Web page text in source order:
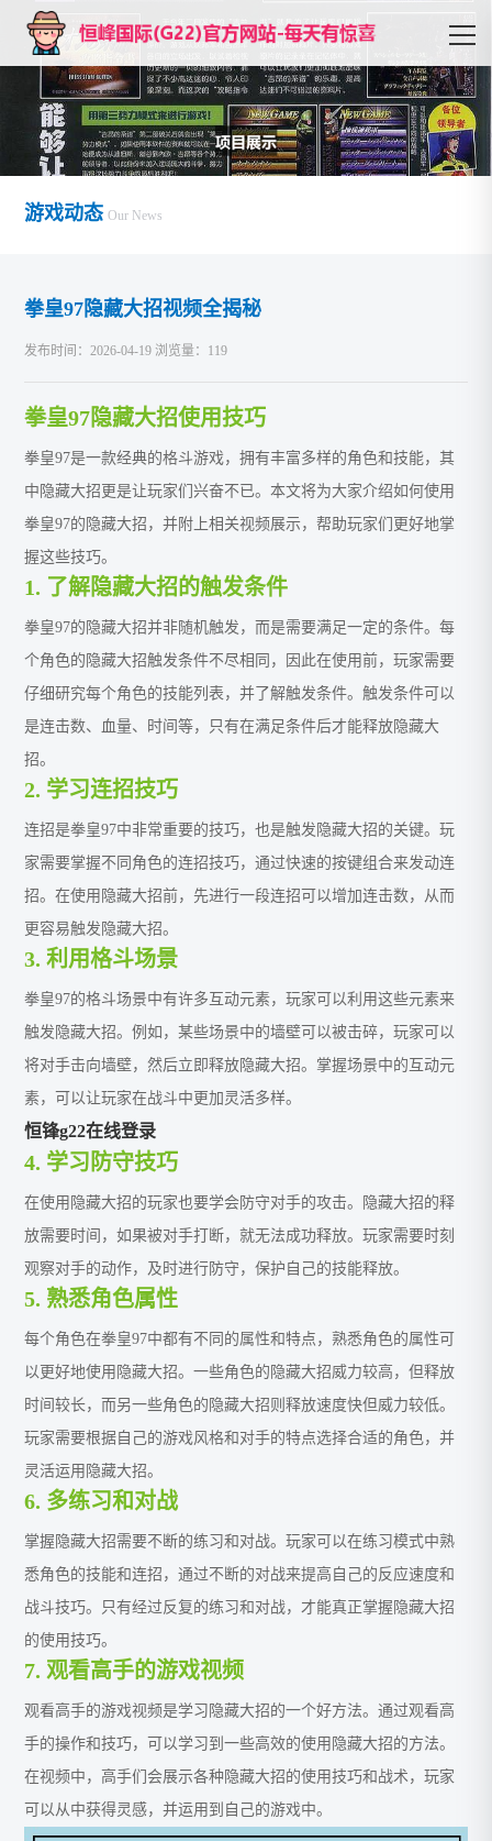
游戏动态 Our News
拳皇97隐藏大招视频全揭秘
发布时间：2026-04-19 浏览量：119
拳皇97隐藏大招使用技巧
拳皇97是一款经典的格斗游戏，拥有丰富多样的角色和技能，其
中隐藏大招更是让玩家们兴奋不已。本文将为大家介绍如何使用
拳皇97的隐藏大招，并附上相关视频展示，帮助玩家们更好地掌
握这些技巧。
1. 了解隐藏大招的触发条件
拳皇97的隐藏大招并非随机触发，而是需要满足一定的条件。每
个角色的隐藏大招触发条件不尽相同，因此在使用前，玩家需要
仔细研究每个角色的技能列表，并了解触发条件。触发条件可以
是连击数、血量、时间等，只有在满足条件后才能释放隐藏大
招。
2. 学习连招技巧
连招是拳皇97中非常重要的技巧，也是触发隐藏大招的关键。玩
家需要掌握不同角色的连招技巧，通过快速的按键组合来发动连
招。在使用隐藏大招前，先进行一段连招可以增加连击数，从而
更容易触发隐藏大招。
3. 利用格斗场景
拳皇97的格斗场景中有许多互动元素，玩家可以利用这些元素来
触发隐藏大招。例如，某些场景中的墙壁可以被击碎，玩家可以
将对手击向墙壁，然后立即释放隐藏大招。掌握场景中的互动元
素，可以让玩家在战斗中更加灵活多样。
恒锋g22在线登录
4. 学习防守技巧
在使用隐藏大招的玩家也要学会防守对手的攻击。隐藏大招的释
放需要时间，如果被对手打断，就无法成功释放。玩家需要时刻
观察对手的动作，及时进行防守，保护自己的技能释放。
5. 熟悉角色属性
每个角色在拳皇97中都有不同的属性和特点，熟悉角色的属性可
以更好地使用隐藏大招。一些角色的隐藏大招威力较高，但释放
时间较长，而另一些角色的隐藏大招则释放速度快但威力较低。
玩家需要根据自己的游戏风格和对手的特点选择合适的角色，并
灵活运用隐藏大招。
6. 多练习和对战
掌握隐藏大招需要不断的练习和对战。玩家可以在练习模式中熟
悉角色的技能和连招，通过不断的对战来提高自己的反应速度和
战斗技巧。只有经过反复的练习和对战，才能真正掌握隐藏大招
的使用技巧。
7. 观看高手的游戏视频
观看高手的游戏视频是学习隐藏大招的一个好方法。通过观看高
手的操作和技巧，可以学习到一些高效的使用隐藏大招的方法。
在视频中，高手们会展示各种隐藏大招的使用技巧和战术，玩家
可以从中获得灵感，并运用到自己的游戏中。